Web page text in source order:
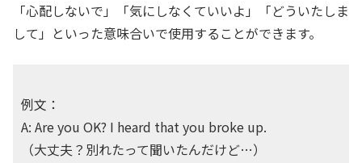
「心配しないで」「気にしなくていいよ」「どういたしま
して」といった意味合いで使用することができます。
例文：
A: Are you OK? I heard that you broke up.
（大丈夫？別れたって聞いたんだけど…）